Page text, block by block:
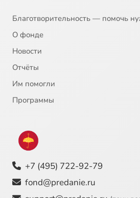
Благотворительность — помочь
О фонде
Новости
Отчёты
Им помогли
Программы
+7 (495) 722-92-79
fond@predanie.ru